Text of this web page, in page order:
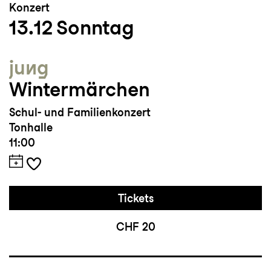
Konzert
13.12 Sonntag
jung
Wintermärchen
Schul- und Familienkonzert
Tonhalle
11:00
Tickets
CHF 20